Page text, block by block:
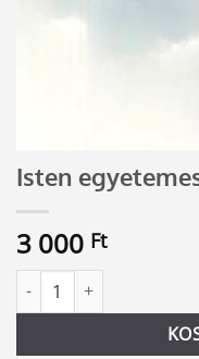
Isten
3 000 Ft
Isten egyetemes
Alternative: